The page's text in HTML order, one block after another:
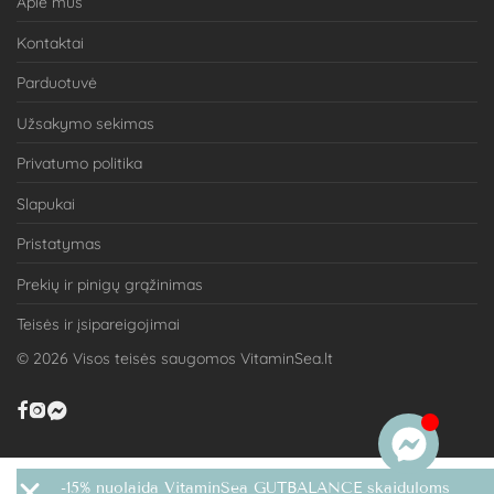
Kontaktai
Parduotuvė
Užsakymo sekimas
Privatumo politika
Slapukai
Pristatymas
Prekių ir pinigų grąžinimas
Teisės ir įsipareigojimai
© 2026 Visos teisės saugomos VitaminSea.lt
-15% nuolaida VitaminSea GUTBALANCE skaiduloms